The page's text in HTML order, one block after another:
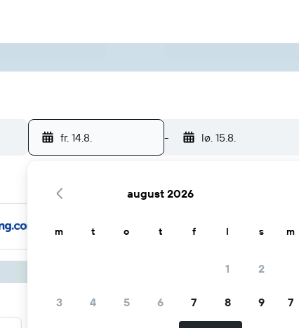
fr. 14.8. - lø. 15.8.
august 2026
m t o t f l s
1 2
3 4 5 6 7 8 9
m
7